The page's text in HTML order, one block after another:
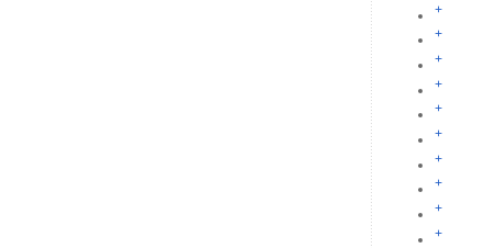
+
+
+
+
+
+
+
+
+
+